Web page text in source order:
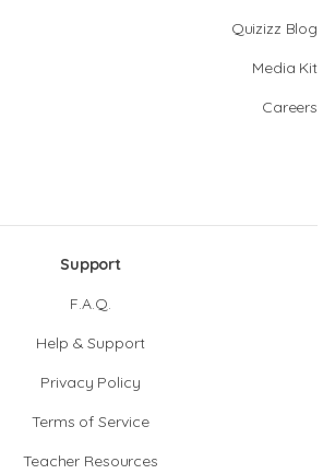
Quizizz Blog
Media Kit
Careers
Support
F.A.Q.
Help & Support
Privacy Policy
Terms of Service
Teacher Resources